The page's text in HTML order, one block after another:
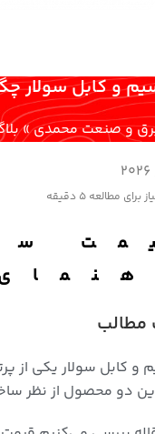
و کابل سولار
برق و صنعت محمدی»
برای مطالعه 5 دقیقه
کابل سولار یکی از
دو محصول از نظر